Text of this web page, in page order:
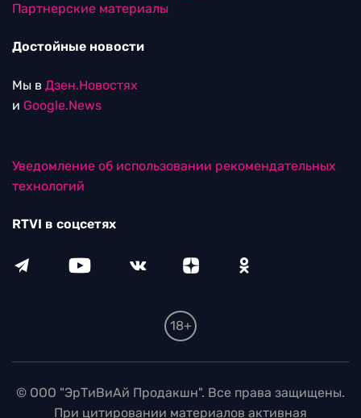
Партнерские материалы
Достойные новости
Мы в Дзен.Новостях
и Google.News
Уведомление об использовании рекомендательных
технологий
RTVI в соцсетях
18+
© ООО "ЭрТиВиАй Продакшн". Все права защищены.
При цитировании материалов активная